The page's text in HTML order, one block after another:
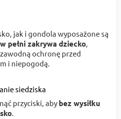
jak i gondola wyposażone są
w pełni zakrywa dziecko,
ochronę przed
i niepogodą.
siedziska
przyciski, aby bez wysiłku
.